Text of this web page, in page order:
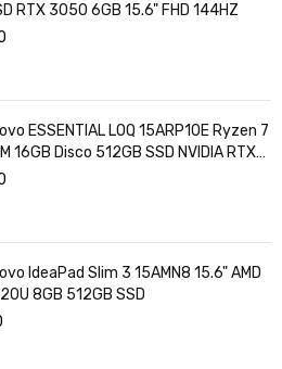
RTX 3050 6GB 15.6" FHD 144HZ
ESSENTIAL LOQ 15ARP10E Ryzen 7
16GB Disco 512GB SSD NVIDIA RTX
FHD Windows 11
IdeaPad Slim 3 15AMN8 15.6" AMD
8GB 512GB SSD